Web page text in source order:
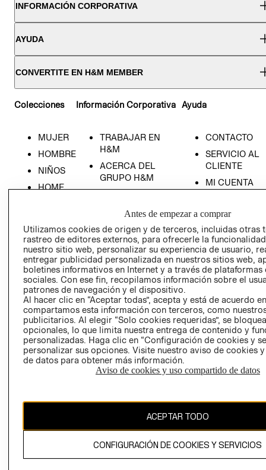
INFORMACIÓN CORPORATIVA
AYUDA
CONVERTITE EN H&M MEMBER
Colecciones
MUJER
HOMBRE
NIÑOS
HOME
Información Corporativa
TRABAJAR EN
H&M
ACERCA DEL
GRUPO H&M
RELACIÓN CON
INVERSIONISTAS
POLÍTICA
EMPRESARIAL
Ayuda
CONTACTO
SERVICIO AL
CLIENTE
MI CUENTA
TIENDAS
- RETIRO EN
TIENDA
TÉRMINOS Y
CONDICIONES
AVISO DE
PRIVACIDAD
GIFT CARD
AVISO DE
COOKIES
Antes de empezar a comprar
Utilizamos cookies de origen y de terceros, incluidas otras
rastreo de editores externos, para ofrecerle la
nuestro sitio web, personalizar su experiencia de usuario,
entregar publicidad personalizada en nuestros sitios web,
boletines informativos en Internet y a través de plataformas
sociales. Con ese fin, recopilamos información sobre el
patrones de navegación y el dispositivo.
Al hacer clic en “Aceptar todas”, acepta y está de acuerdo
compartamos esta información con terceros, como
publicitarios. Al elegir “Solo cookies requeridas”, se
opcionales, lo que limita nuestra entrega de contenido y
personalizadas. Haga clic en “Configuración de cookies y
personalizar sus opciones. Visite nuestro aviso de cookies
de datos para obtener más información.
Aviso de cookies y uso compartido de datos
ACEPTAR TODO
CONFIGURACIÓN DE COOKIES Y SERVICIOS